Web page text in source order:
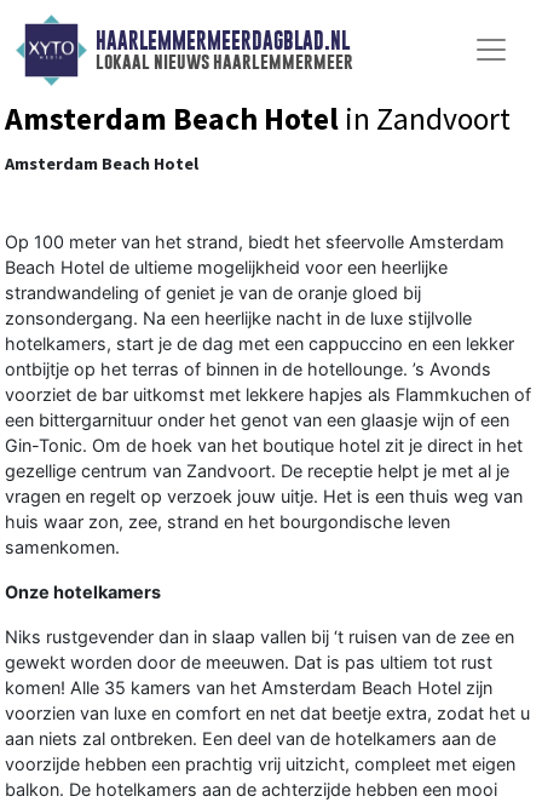
HAARLEMMERMEERDAGBLAD.NL
lokaal nieuws haarlemmermeer
Amsterdam Beach Hotel in Zandvoort
Amsterdam Beach Hotel
Op 100 meter van het strand, biedt het sfeervolle Amsterdam
Beach Hotel de ultieme mogelijkheid voor een heerlijke
strandwandeling of geniet je van de oranje gloed bij
zonsondergang. Na een heerlijke nacht in de luxe stijlvolle
hotelkamers, start je de dag met een cappuccino en een lekker
ontbijtje op het terras of binnen in de hotellounge. ’s Avonds
voorziet de bar uitkomst met lekkere hapjes als Flammkuchen of
een bittergarnituur onder het genot van een glaasje wijn of een
Gin-Tonic. Om de hoek van het boutique hotel zit je direct in het
gezellige centrum van Zandvoort. De receptie helpt je met al je
vragen en regelt op verzoek jouw uitje. Het is een thuis weg van
huis waar zon, zee, strand en het bourgondische leven
samenkomen.
Onze hotelkamers
Niks rustgevender dan in slaap vallen bij ‘t ruisen van de zee en
gewekt worden door de meeuwen. Dat is pas ultiem tot rust
komen! Alle 35 kamers van het Amsterdam Beach Hotel zijn
voorzien van luxe en comfort en net dat beetje extra, zodat het u
aan niets zal ontbreken. Een deel van de hotelkamers aan de
voorzijde hebben een prachtig vrij uitzicht, compleet met eigen
balkon. De hotelkamers aan de achterzijde hebben een mooi